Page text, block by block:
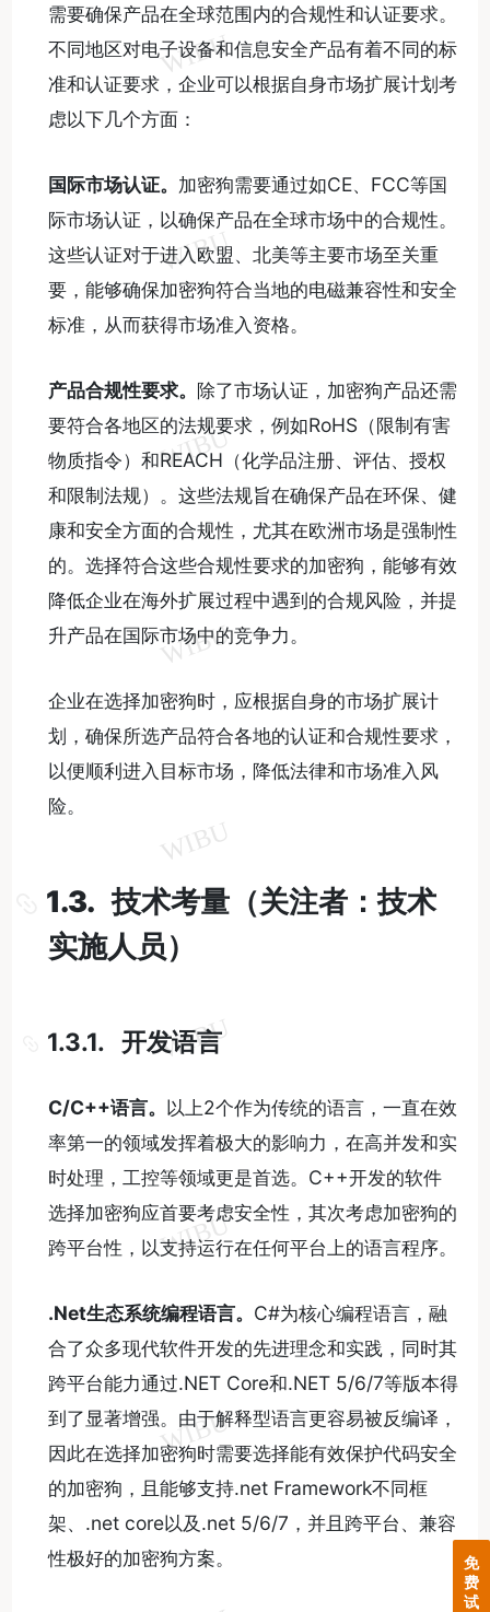
需要确保产品在全球范围内的合规性和认证要求。
不同地区对电子设备和信息安全产品有着不同的标
准和认证要求，企业可以根据自身市场扩展计划考
虑以下几个方面：
国际市场认证。 加密狗需要通过如CE、FCC等国
际市场认证，以确保产品在全球市场中的合规性。
这些认证对于进入欧盟、北美等主要市场至关重
要，能够确保加密狗符合当地的电磁兼容性和安全
标准，从而获得市场准入资格。
产品合规性要求。 除了市场认证，加密狗产品还需
要符合各地区的法规要求，例如RoHS（限制有害
物质指令）和REACH（化学品注册、评估、授权
和限制法规）。这些法规旨在确保产品在环保、健
康和安全方面的合规性，尤其在欧洲市场是强制性
的。选择符合这些合规性要求的加密狗，能够有效
降低企业在海外扩展过程中遇到的合规风险，并提
升产品在国际市场中的竞争力。
企业在选择加密狗时，应根据自身的市场扩展计
划，确保所选产品符合各地的认证和合规性要求，
以便顺利进入目标市场，降低法律和市场准入风
险。
1.3. 技术考量（关注者：技术
实施人员）
1.3.1. 开发语言
C/C++语言。 以上2个作为传统的语言，一直在效
率第一的领域发挥着极大的影响力，在高并发和实
时处理，工控等领域更是首选。C++开发的软件
选择加密狗应首要考虑安全性，其次考虑加密狗的
跨平台性，以支持运行在任何平台上的语言程序。
.Net生态系统编程语言。 C#为核心编程语言，融
合了众多现代软件开发的先进理念和实践，同时其
跨平台能力通过.NET Core和.NET 5/6/7等版本得
到了显著增强。由于解释型语言更容易被反编译，
因此在选择加密狗时需要选择能有效保护代码安全
的加密狗，且能够支持.net Framework不同框
架、.net core以及.net 5/6/7，并且跨平台、兼容
性极好的加密狗方案。
免
费
试